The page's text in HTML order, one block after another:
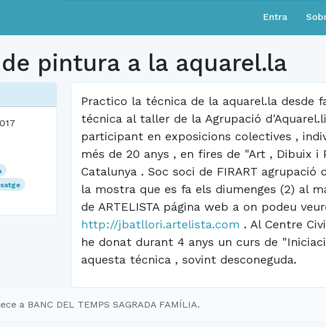
Entra
pintura a la aquarel.la
Practico la técnica de la aquarel.la desde
técnica al taller de la Agrupació
participant en exposicions colectives ,
més de 20 anys , en fires de "Art , Dibuix i
Catalunya . Soc soci de FIRART
la mostra que es fa els diumenges (2) al
de ARTELISTA página web a on podeu
http://jbatllori.artelista.com . Al Centre
he donat durant 4 anys un curs de
aquesta técnica , sovint desconeguda.
a BANC DEL TEMPS SAGRADA FAMÍLIA.